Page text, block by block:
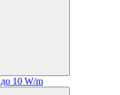
10 W/m